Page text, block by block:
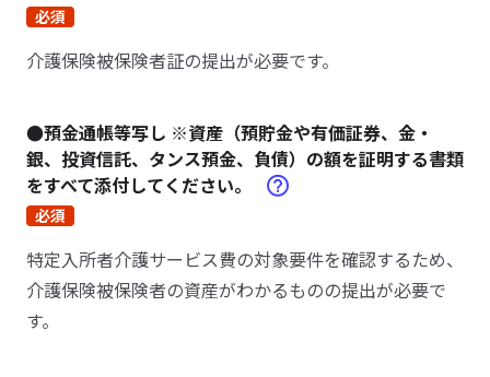
必須
介護保険被保険者証の提出が必要です。
●預金通帳等写し ※資産（預貯金や有価証券、金・
銀、投資信託、タンス預金、負債）の額を証明する書類
をすべて添付してください。
必須
特定入所者介護サービス費の対象要件を確認するため、
介護保険被保険者の資産がわかるものの提出が必要で
す。